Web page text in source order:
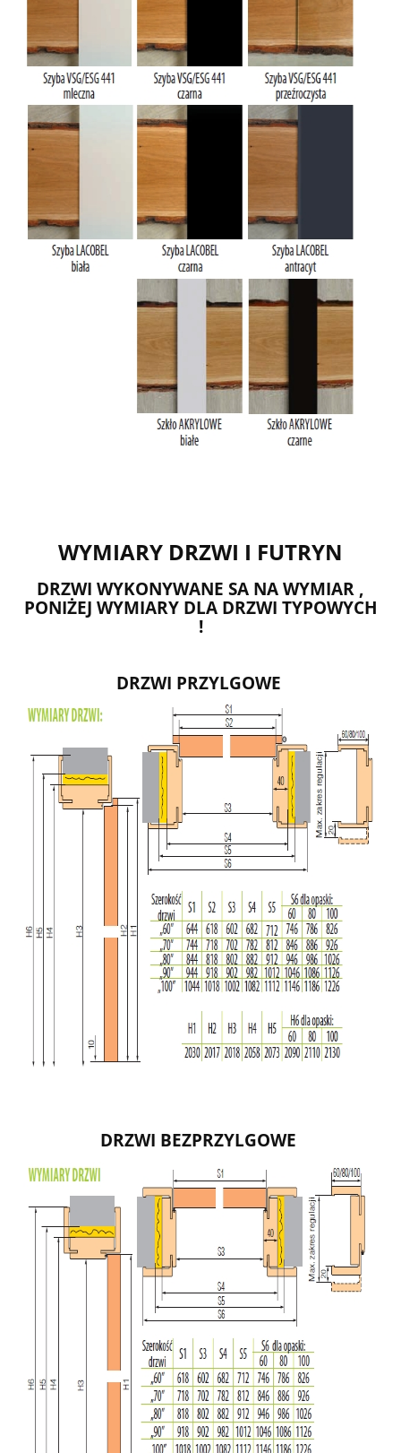
WYMIARY DRZWI I FUTRYN
DRZWI WYKONYWANE SA NA WYMIAR ,
PONIŻEJ WYMIARY DLA DRZWI TYPOWYCH
!
DRZWI PRZYLGOWE
DRZWI BEZPRZYLGOWE